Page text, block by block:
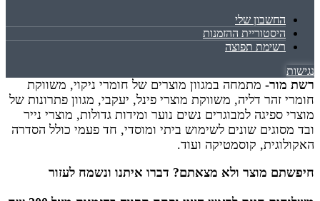
החשבון שלי
היסטוריית ההזמנות
רשימת תפוצה
נגישות
רשת מור- מתמחה במגוון מוצרים של חומרי ניקוי, משווקת
חומרי זהר דליה, משווקת מוצרי פינל, יעקבי, מגוון פתרונות של
מוצרי ספיגה למבוגרים נשים נוער ומידות גדולות, מוצרי נייר
ובד מסוגים שונים לשימוש ביתי ומוסדי, חד פעמי כולל הסדרה
האקולוגית, קוסמטיקה ועוד.
חיפשתם מוצר ולא מצאתם? דברו איתנו ונשמח לעזור